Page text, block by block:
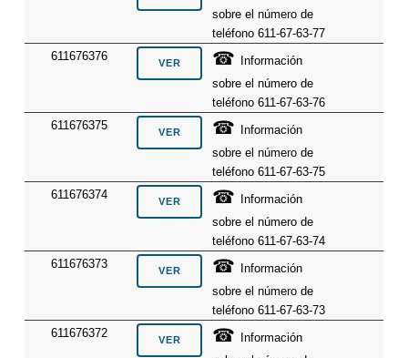
sobre el número de
teléfono 611-67-63-77
611676376
☎ Información
sobre el número de
teléfono 611-67-63-76
611676375
☎ Información
sobre el número de
teléfono 611-67-63-75
611676374
☎ Información
sobre el número de
teléfono 611-67-63-74
611676373
☎ Información
sobre el número de
teléfono 611-67-63-73
611676372
☎ Información